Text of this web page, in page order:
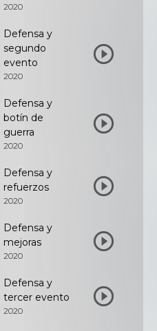
2020
Defensa y
segundo
evento
2020
Defensa y
botín de
guerra
2020
Defensa y
refuerzos
2020
Defensa y
mejoras
2020
Defensa y
tercer evento
2020